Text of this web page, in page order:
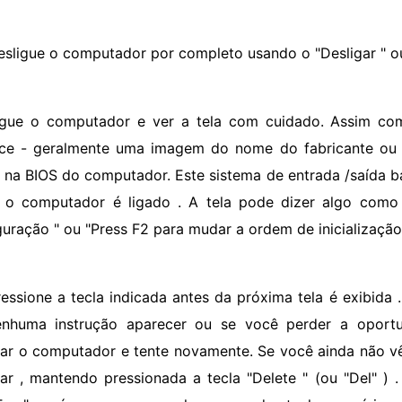
o computador por completo usando o "Desligar "
o computador e ver a tela com cuidado. Assim
- geralmente uma imagem do nome do fabricante
na BIOS do computador. Este sistema de entrada /saída
o computador é ligado . A tela pode dizer algo como
" ou "Press F2 para mudar a ordem de
a tecla indicada antes da próxima tela é exibida
instrução aparecer ou se você perder a
o computador e tente novamente. Se você ainda não
, mantendo pressionada a tecla "Delete " (ou "Del" )